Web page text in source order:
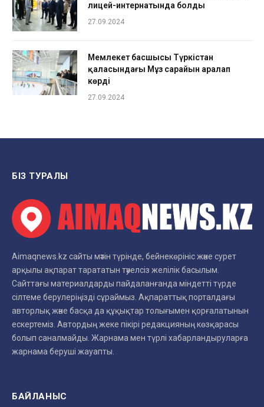
лицей-интернатында болды
27.09.2024
Мемлекет басшысы Түркістан
қаласындағы Мұз сарайын аралап
көрді
27.09.2024
БІЗ ТУРАЛЫ
Aimaqnews.kz сайты мәтін түрінде, бейнекөрініс және сурет
арқылы ақпарат тарататын тәуелсіз желілік басылым.
Сайттағы материалдарды пайдаланғанда міндетті түрде
сілтеме берулеріңізді сұраймыз. Ақпараттық порталдағы
авторлық және басқа да құқықтар толығымен қорғалатынын
ескертеміз. Автордың жеке пікірі редакцияның көзқарасы
болып саналмайды. Жарнама мен түрлі хабарландыруларға
жарнама беруші жауапты.
БАЙЛАНЫС